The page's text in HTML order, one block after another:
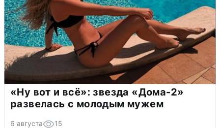
«Ну вот и всё»: звезда «Дома-2»
развелась с молодым мужем
6 августа 15